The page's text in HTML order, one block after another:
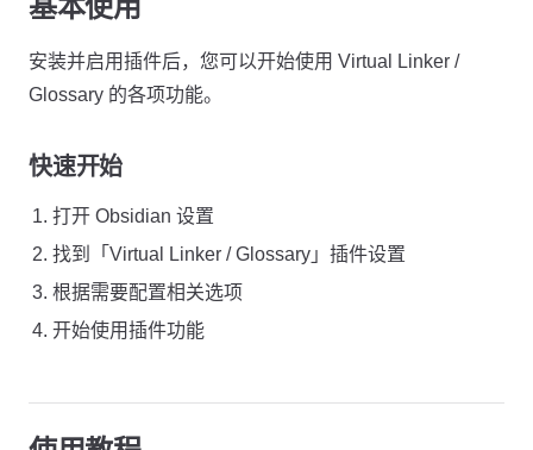
基本使用
安装并启用插件后，您可以开始使用 Virtual Linker /
Glossary 的各项功能。
快速开始
打开 Obsidian 设置
找到「Virtual Linker / Glossary」插件设置
根据需要配置相关选项
开始使用插件功能